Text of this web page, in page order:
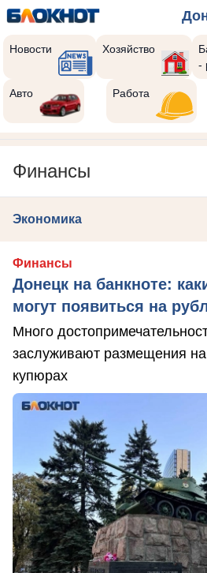
Новости Хозяйство
-
Авто Работа
Финансы
Экономика
Финансы
Донецк на банкноте:
могут появиться на
Много
заслуживают размещения
купюрах